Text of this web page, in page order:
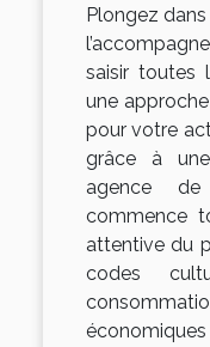
Plongez
saisir toutes
une
pour votre
grâce à
agence
commence
attentive du
codes